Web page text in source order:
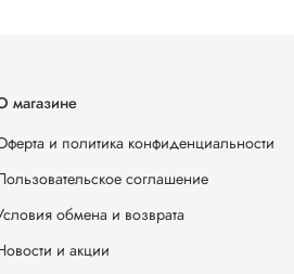
магазине
и политика конфиденциальности
соглашение
обмена и возврата
и акции